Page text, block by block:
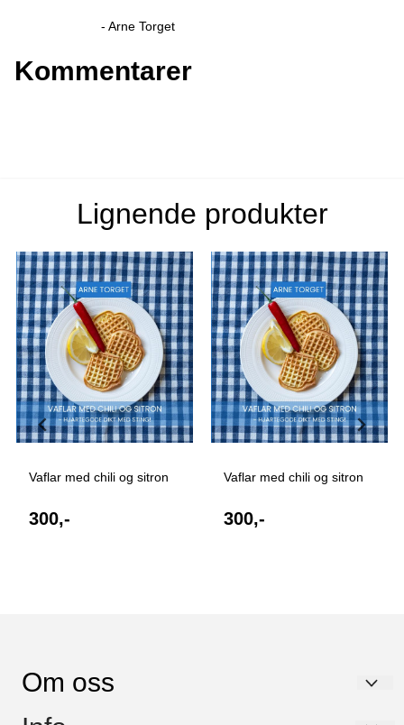
- Arne Torget
Kommentarer
Lignende produkter
Vaflar med chili og sitron
300,-
Vaflar med chili og sitron
300,-
Om oss
Kapabel Forlag AS